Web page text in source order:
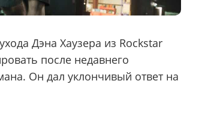
Дэна Хаузера из Rockstar
после недавнего
Он дал уклончивый ответ на